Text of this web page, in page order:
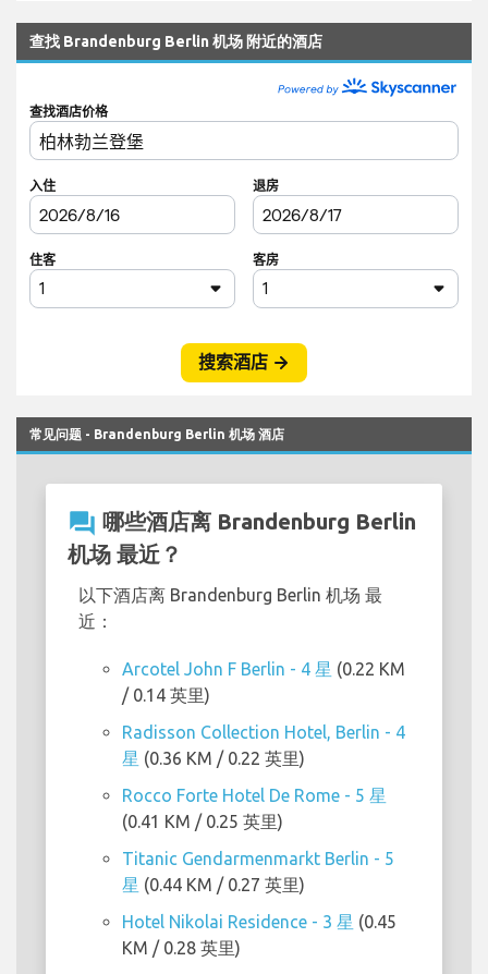
查找 Brandenburg Berlin 机场 附近的酒店
常见问题 - Brandenburg Berlin 机场 酒店
question_answer 哪些酒店离 Brandenburg Berlin
机场 最近？
以下酒店离 Brandenburg Berlin 机场 最
近：
Arcotel John F Berlin - 4 星 (0.22 KM
/ 0.14 英里)
Radisson Collection Hotel, Berlin - 4
星 (0.36 KM / 0.22 英里)
Rocco Forte Hotel De Rome - 5 星
(0.41 KM / 0.25 英里)
Titanic Gendarmenmarkt Berlin - 5
星 (0.44 KM / 0.27 英里)
Hotel Nikolai Residence - 3 星 (0.45
KM / 0.28 英里)